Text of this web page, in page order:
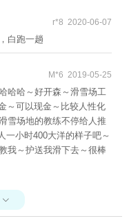
r*8 2020-06-07
白跑一趟
M*6 2019-05-25
哈哈～好开森～滑雪场工
～可以现金～比较人性化
雪场地的教练不停给人推
小时400大洋的样子吧～
我～护送我滑下去～很棒
